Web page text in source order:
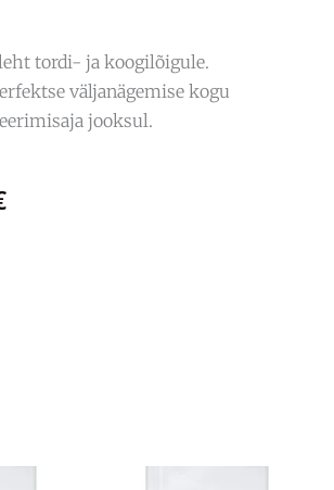
tordi- ja koogilõigule.
väljanägemise kogu
jooksul.